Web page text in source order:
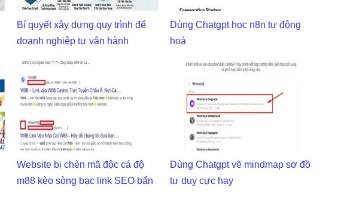
Bí quyết xây dựng quy trình để
doanh nghiệp tự vận hành
Dùng Chatgpt học n8n tự động
hoá
Website bị chèn mã độc cá độ
m88 kèo sòng bạc link SEO bẩn
Dùng Chatgpt vẽ mindmap sơ đồ
tư duy cực hay